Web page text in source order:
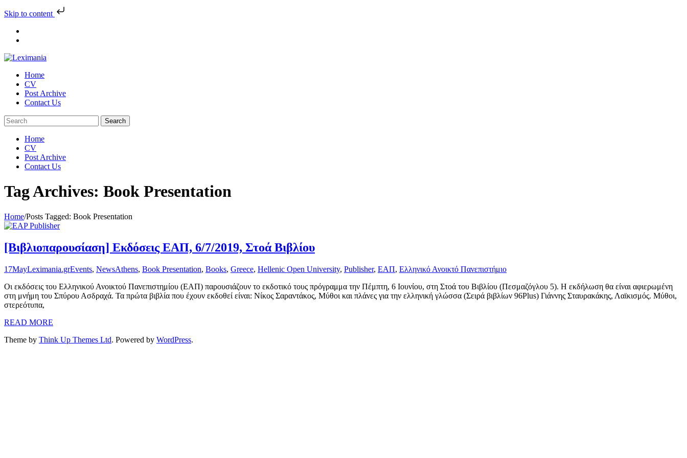
Skip to content
Skip
Home
CV
Post Archive
Contact Us
Home
CV
Post Archive
Contact Us
Tag Archives: Book Presentation
Home/Posts Tagged: Book Presentation
[Βιβλιοπαρουσίαση] Eκδόσεις ΕΑΠ, 6/7/2019, Στοά Βιβλίου
17MayLeximania.grEvents, NewsAthens, Book Presentation, Books, Greece, Hellenic Open University, Publisher, ΕΑΠ, Ελληνικό Ανοικτό Πανεπιστήμιο
Οι εκδόσεις του Ελληνικού Ανοικτού Πανεπιστημίου (ΕΑΠ) παρουσιάζουν το εκδοτικό τους πρόγραμμα την Πέμπτη, 6 Ιουνίου, στη Στοά του Βιβλίου (Πεσμαζόγλου 5). Η εκδήλωση θα είναι αφιερωμένη
στη μνήμη του Σπύρου Ασδραχά. Τα πρώτα βιβλία που έχουν εκδοθεί είναι: Νίκος Σαραντάκος, Μύθοι και πλάνες για την ελληνική γλώσσα (Σειρά βιβλίων 96Plus) Γιάννης Σταυρακάκης, Λαϊκισμός. Μύθοι,
στερεότυπα,
READ MORE
Theme by Think Up Themes Ltd. Powered by WordPress.